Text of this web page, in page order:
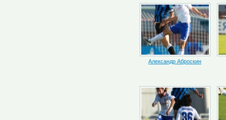
Александр Аброскин